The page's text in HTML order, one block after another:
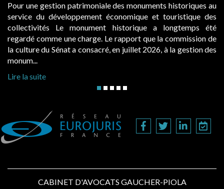
des monuments historiques au
économique et touristique des
historique a longtemps été
Le rapport que la commission de
en juillet 2026, à la gestion des
Evocatrices des bains
également un beau sujet
public, elles donnent
d’occupation. Saisies par
CABINET D'AVOCATS GAUCHER-PIOLA